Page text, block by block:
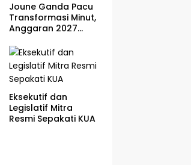
Joune Ganda Pacu
Transformasi Minut,
Anggaran 2027
Pembangunan
Eksekutif dan
Legislatif Mitra
Resmi Sepakati KUA